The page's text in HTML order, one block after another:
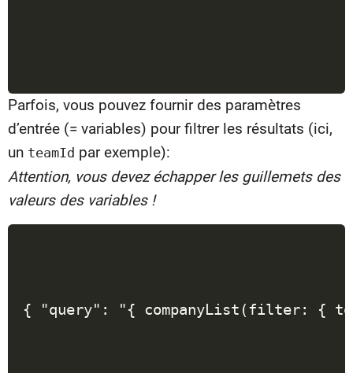
Parfois, vous pouvez fournir des paramètres
d’entrée (= variables) pour filtrer les résultats (ici,
un teamId par exemple):
Attention, vous devez échapper les guillemets des
valeurs des variables !